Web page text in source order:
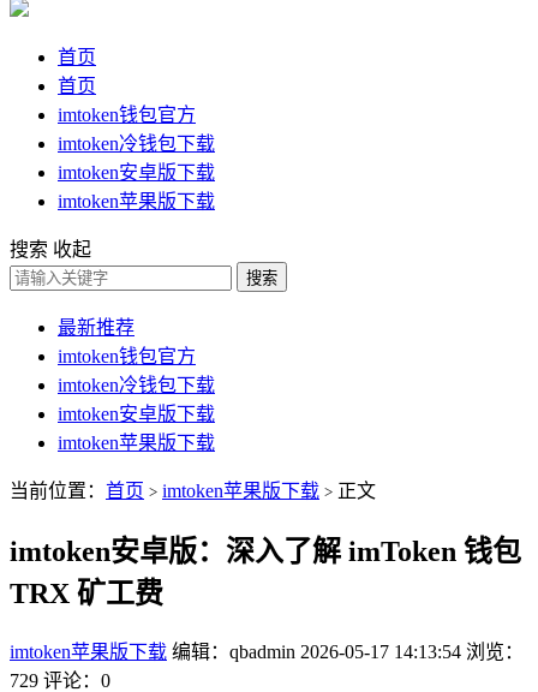
首页
首页
imtoken钱包官方
imtoken冷钱包下载
imtoken安卓版下载
imtoken苹果版下载
搜索 收起
搜索
最新推荐
imtoken钱包官方
imtoken冷钱包下载
imtoken安卓版下载
imtoken苹果版下载
当前位置： 首页 > imtoken苹果版下载 > 正文
imtoken安卓版：深入了解 imToken 钱包
TRX 矿工费
imtoken苹果版下载 编辑：qbadmin 2026-05-17 14:13:54 浏览：
729 评论：0